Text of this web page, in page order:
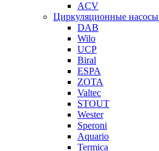
ACV
Циркуляционные насосы
DAB
Wilo
UCP
Biral
ESPA
ZOTA
Valtec
STOUT
Wester
Speroni
Aquario
Termica